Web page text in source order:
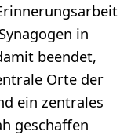
in
beendet,
Orte der
ein zentrales
geschaffen